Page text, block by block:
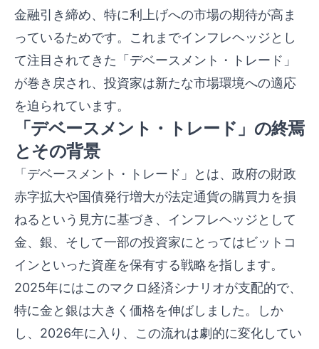
金融引き締め、特に利上げへの市場の期待が高ま
っているためです。これまでインフレヘッジとし
て注目されてきた「デベースメント・トレード」
が巻き戻され、投資家は新たな市場環境への適応
を迫られています。
「デベースメント・トレード」の終焉
とその背景
「デベースメント・トレード」とは、政府の財政
赤字拡大や国債発行増大が法定通貨の購買力を損
ねるという見方に基づき、インフレヘッジとして
金、銀、そして一部の投資家にとってはビットコ
インといった資産を保有する戦略を指します。
2025年にはこのマクロ経済シナリオが支配的で、
特に金と銀は大きく価格を伸ばしました。しか
し、2026年に入り、この流れは劇的に変化してい